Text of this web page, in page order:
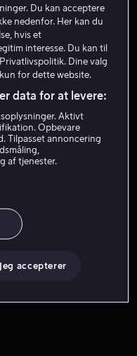
Du kan acceptere
nedenfor. Her kan du
hvis et
interesse. Du kan til
Dine valg
for dette website.
data for at levere:
Aktivt
Opbevare
Tilpasset annoncering
af tjenester.
Jeg accepterer